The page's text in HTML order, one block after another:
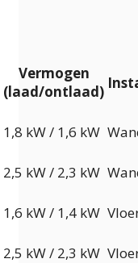
Vermogen
(laad/ontlaad)
1,8 kW / 1,6 kW
2,5 kW / 2,3 kW
1,6 kW / 1,4 kW
2,5 kW / 2,3 kW